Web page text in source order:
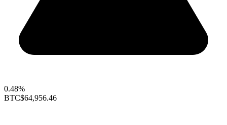
0.48%
BTC$64,956.46